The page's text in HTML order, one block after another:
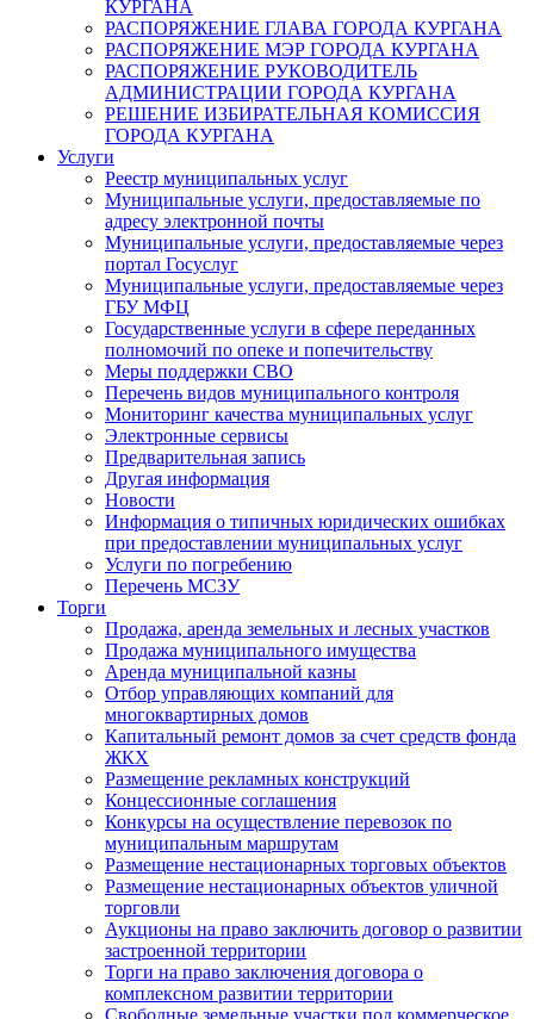
КУРГАНА
РАСПОРЯЖЕНИЕ ГЛАВА ГОРОДА КУРГАНА
РАСПОРЯЖЕНИЕ МЭР ГОРОДА КУРГАНА
РАСПОРЯЖЕНИЕ РУКОВОДИТЕЛЬ
АДМИНИСТРАЦИИ ГОРОДА КУРГАНА
РЕШЕНИЕ ИЗБИРАТЕЛЬНАЯ КОМИССИЯ
ГОРОДА КУРГАНА
Услуги
Реестр муниципальных услуг
Муниципальные услуги, предоставляемые по
адресу электронной почты
Муниципальные услуги, предоставляемые через
портал Госуслуг
Муниципальные услуги, предоставляемые через
ГБУ МФЦ
Государственные услуги в сфере переданных
полномочий по опеке и попечительству
Меры поддержки СВО
Перечень видов муниципального контроля
Мониторинг качества муниципальных услуг
Электронные сервисы
Предварительная запись
Другая информация
Новости
Информация о типичных юридических ошибках
при предоставлении муниципальных услуг
Услуги по погребению
Перечень МСЗУ
Торги
Продажа, аренда земельных и лесных участков
Продажа муниципального имущества
Аренда муниципальной казны
Отбор управляющих компаний для
многоквартирных домов
Капитальный ремонт домов за счет средств фонда
ЖКХ
Размещение рекламных конструкций
Концессионные соглашения
Конкурсы на осуществление перевозок по
муниципальным маршрутам
Размещение нестационарных торговых объектов
Размещение нестационарных объектов уличной
торговли
Аукционы на право заключить договор о развитии
застроенной территории
Торги на право заключения договора о
комплексном развитии территории
Свободные земельные участки под коммерческое